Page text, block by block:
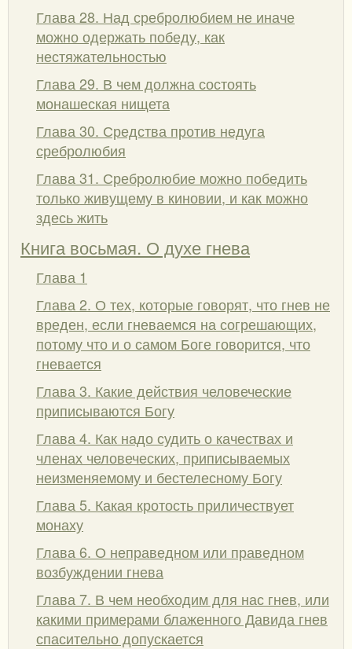
Глава 28. Над сребролюбием не иначе
можно одержать победу, как
нестяжательностью
Глава 29. В чем должна состоять
монашеская нищета
Глава 30. Средства против недуга
сребролюбия
Глава 31. Сребролюбие можно победить
только живущему в киновии, и как можно
здесь жить
Книга восьмая. О духе гнева
Глава 1
Глава 2. О тех, которые говорят, что гнев не
вреден, если гневаемся на согрешающих,
потому что и о самом Боге говорится, что
гневается
Глава 3. Какие действия человеческие
приписываются Богу
Глава 4. Как надо судить о качествах и
членах человеческих, приписываемых
неизменяемому и бестелесному Богу
Глава 5. Какая кротость приличествует
монаху
Глава 6. О неправедном или праведном
возбуждении гнева
Глава 7. В чем необходим для нас гнев, или
какими примерами блаженного Давида гнев
спасительно допускается